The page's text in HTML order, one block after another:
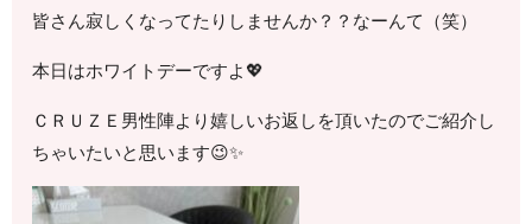
皆さん寂しくなってたりしませんか？？なーんて（笑）
本日はホワイトデーですよ💖
ＣＲＵＺＥ男性陣より嬉しいお返しを頂いたのでご紹介し
ちゃいたいと思います😉✨